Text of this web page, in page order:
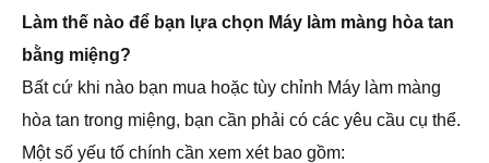
Làm thế nào để bạn lựa chọn Máy làm màng hòa tan
bằng miệng?
Bất cứ khi nào bạn mua hoặc tùy chỉnh Máy làm màng
hòa tan trong miệng, bạn cần phải có các yêu cầu cụ thể.
Một số yếu tố chính cần xem xét bao gồm: